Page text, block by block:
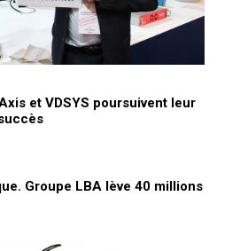
et VDSYS poursuivent leur
Groupe LBA lève 40 millions